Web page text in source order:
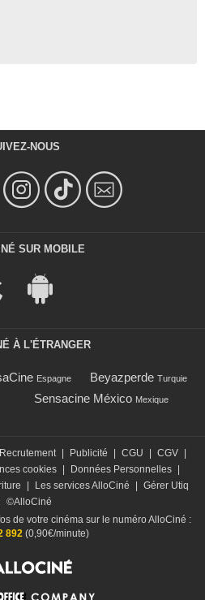
NOUS
SUR MOBILE
À L'ÉTRANGER
Espagne Beyazperde Turquie
Sensacine México Mexique
Recrutement | Publicité | CGU | CGV |
cookies | Données Personnelles |
| Les services AlloCiné | Gérer Utiq
©AlloCiné
de votre cinéma sur le numéro AlloCiné :
892 (0,90€/minute)